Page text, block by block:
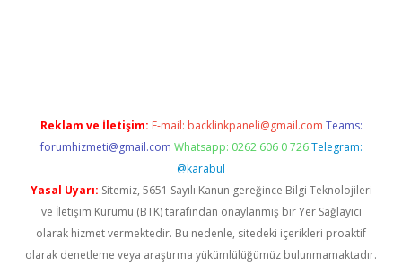
Reklam ve İletişim: E-mail: backlinkpaneli@gmail.com Teams:
forumhizmeti@gmail.com Whatsapp: 0262 606 0 726 Telegram:
@karabul
Yasal Uyarı: Sitemiz, 5651 Sayılı Kanun gereğince Bilgi Teknolojileri
ve İletişim Kurumu (BTK) tarafından onaylanmış bir Yer Sağlayıcı
olarak hizmet vermektedir. Bu nedenle, sitedeki içerikleri proaktif
olarak denetleme veya araştırma yükümlülüğümüz bulunmamaktadır.